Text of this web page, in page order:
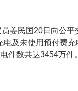
民国20日向公平
电及未使用预付费充
件数共达3454万件